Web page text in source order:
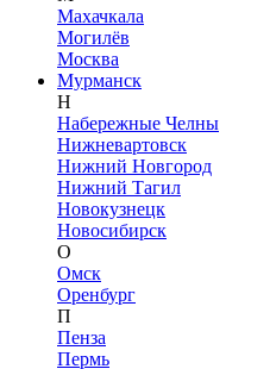
Махачкала
Могилёв
Москва
Мурманск
Н
Набережные Челны
Нижневартовск
Нижний Новгород
Нижний Тагил
Новокузнецк
Новосибирск
О
Омск
Оренбург
П
Пенза
Пермь